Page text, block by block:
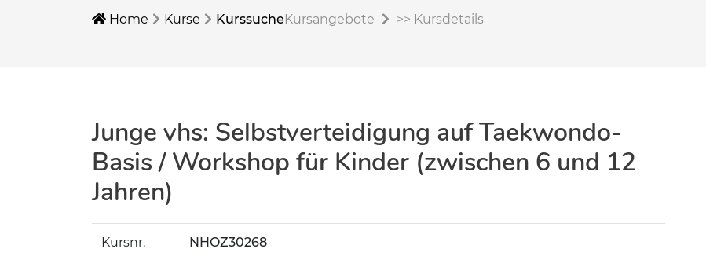
Home Kurse KurssucheKursangebote >> Kursdetails
Junge vhs: Selbstverteidigung auf Taekwondo-
Basis / Workshop für Kinder (zwischen 6 und 12
Jahren)
Kursnr. NHOZ30268